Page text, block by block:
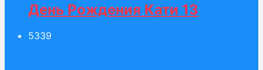
День Рождения Кати 13
5339